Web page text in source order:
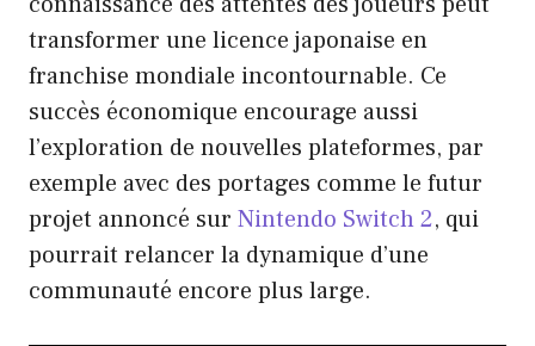
transformer une licence japonaise en
franchise mondiale incontournable. Ce
succès économique encourage aussi
l’exploration de nouvelles plateformes, par
exemple avec des portages comme le futur
projet annoncé sur Nintendo Switch 2, qui
pourrait relancer la dynamique d’une
communauté encore plus large.